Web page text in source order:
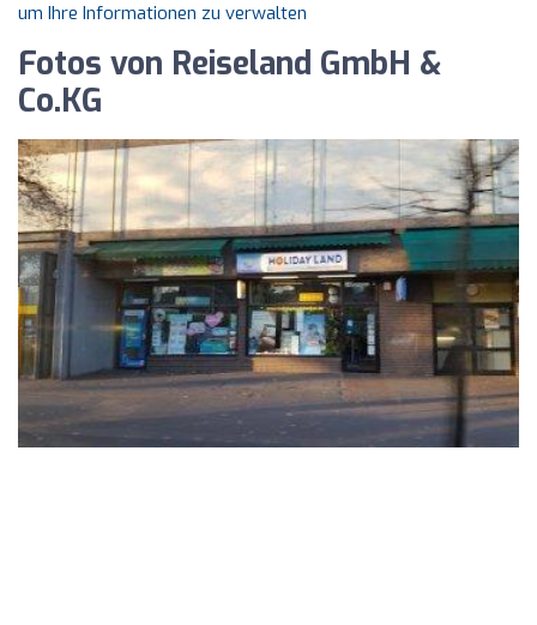
um Ihre Informationen zu verwalten
Fotos von Reiseland GmbH &
Co.KG